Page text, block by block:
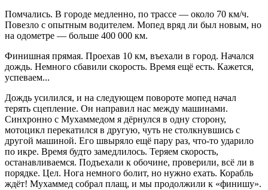
Помчались. В городе медленно, по трассе — около 70 км/ч.
Повезло с опытным водителем. Мопед вряд ли был новым, но
на одометре — больше 400 000 км.
Финишная прямая. Проехав 10 км, въехали в город. Начался
дождь. Немного сбавили скорость. Время ещё есть. Кажется,
успеваем...
Дождь усилился, и на следующем повороте мопед начал
терять сцепление. Он направил нас между машинами.
Синхронно с Мухаммедом я дёрнулся в одну сторону,
мотоцикл перекатился в другую, чуть не столкнувшись с
другой машиной. Его швыряло ещё пару раз, что-то ударило
по икре. Время будто замедлилось. Теряем скорость,
останавливаемся. Подъехали к обочине, проверили, всё ли в
порядке. Цел. Нога немного болит, но нужно ехать. Корабль
ждёт! Мухаммед собрал плащ, и мы продолжили к «финишу».